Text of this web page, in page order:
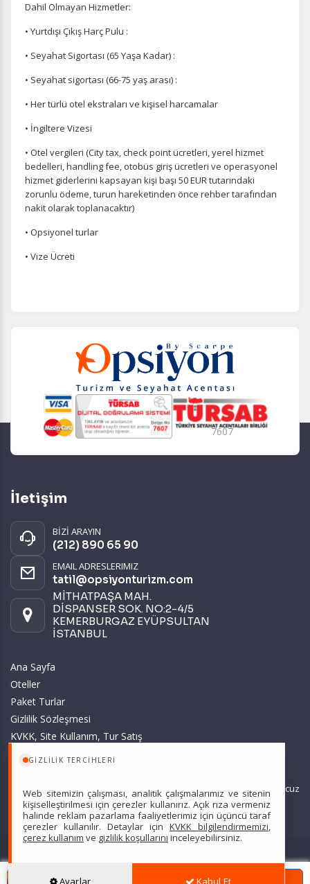
GIZLILIK TERCIHLERI
Web sitemizin çalışması, analitik çalışmalarımız ve sitenin
kişiselleştirilmesi için çerezler kullanırız. Açık rıza vermeniz
halinde reklam pazarlama faaliyetlerimiz için üçüncü taraf
çerezler kullanılır. Detaylar için KVKK bilgilendirmemizi,
çerez kullanım ve gizlilik koşullarını inceleyebilirsiniz.
Ayarlar Kabul Et
Dahil Olmayan Hizmetler:
• Yurtdışı Çıkış Harç Pulu :
• Seyahat Sigortası (65 Yaşa Kadar) :
• Seyahat sigortası (66-75 yaş arası) :
• Her türlü otel ekstraları ve kişisel harcamalar
• İngiltere Vizesi
• Otel vergileri (City tax, check point ücretleri, yerel hizmet
bedelleri, handling fee, otobüs giriş ücretleri ve operasyonel
hizmet giderlerini kapsayan kişi başı 50 EUR tutarındaki
zorunlu ödeme, turun hareketinden önce rehber tarafından
nakit olarak toplanacaktır)
• Opsiyonel turlar
• Vize Ücreti
7607
İletişim
BİZİ ARAYIN
(212) 890 65 90
EMAIL ADRESLERIMIZ
tatil@opsiyonturizm.com
MİTHATPAŞA MAH.
DİSPANSER SOK. NO:2-4/5
KEMERBURGAZ EYÜPSULTAN
İSTANBUL
Ana Sayfa
Oteller
Paket Turlar
Gizlilik Sözleşmesi
KVKK, Site Kullanım, Tur Satış
Sitemizde anılan tüm fiyatlar, geçerli kartlar ile tek ödemede, en ucuz
başlangıç fiyatlardır ve yeterli kontenjan olması durumunda
geçerlidir.
Scarpe Turizm Seyahat Acentası Türsab: 7607 • Hizmet Sözleşmesi